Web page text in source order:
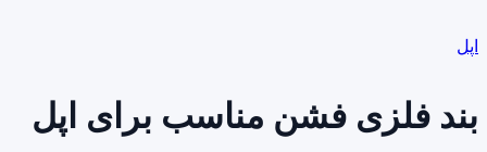
اپل
بند فلزی فشن مناسب برای اپل